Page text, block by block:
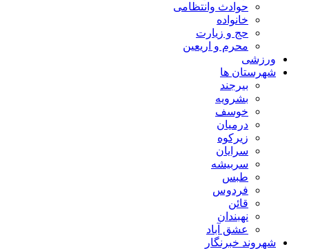
حوادث وانتظامی
خانواده
حج و زیارت
محرم و اریعین
ورزشی
شهرستان ها
بیرجند
بشرویه
خوسف
درمیان
زیرکوه
سرایان
سربیشه
طبس
فردوس
قائن
نهبندان
عشق آباد
شهروند خبرنگار